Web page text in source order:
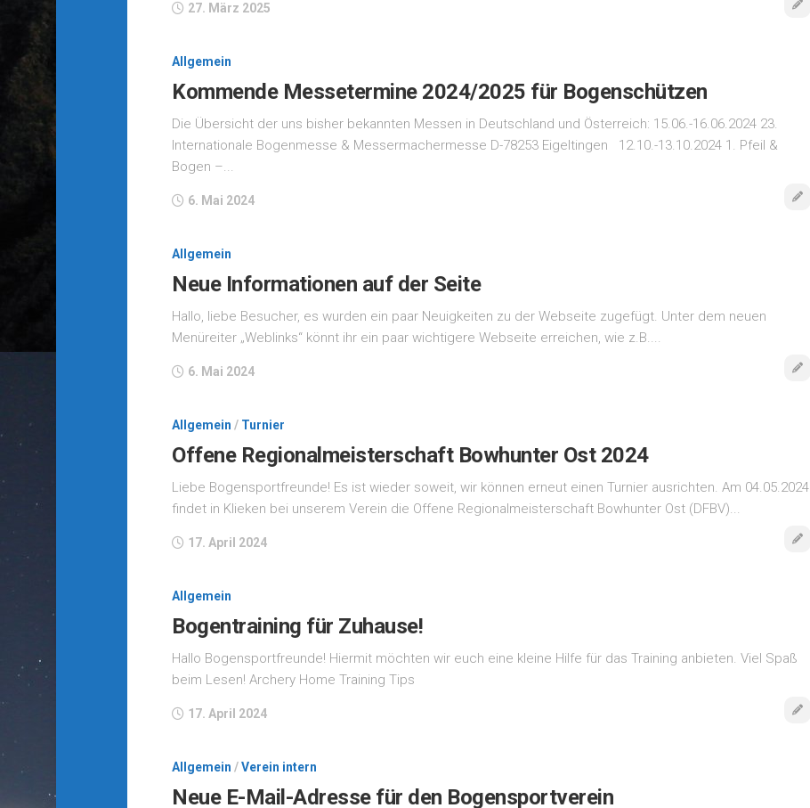
27. März 2025
Allgemein
Kommende Messetermine 2024/2025 für Bogenschützen
Die Übersicht der uns bisher bekannten Messen in Deutschland und Österreich: 15.06.-16.06.2024 23.
Internationale Bogenmesse & Messermachermesse D-78253 Eigeltingen 12.10.-13.10.2024 1. Pfeil &
Bogen –...
6. Mai 2024
Allgemein
Neue Informationen auf der Seite
Hallo, liebe Besucher, es wurden ein paar Neuigkeiten zu der Webseite zugefügt. Unter dem neuen
Menüreiter „Weblinks“ könnt ihr ein paar wichtigere Webseite erreichen, wie z.B....
6. Mai 2024
Allgemein / Turnier
Offene Regionalmeisterschaft Bowhunter Ost 2024
Liebe Bogensportfreunde! Es ist wieder soweit, wir können erneut einen Turnier ausrichten. Am 04.05.2024
findet in Klieken bei unserem Verein die Offene Regionalmeisterschaft Bowhunter Ost (DFBV)...
17. April 2024
Allgemein
Bogentraining für Zuhause!
Hallo Bogensportfreunde! Hiermit möchten wir euch eine kleine Hilfe für das Training anbieten. Viel Spaß
beim Lesen! Archery Home Training Tips
17. April 2024
Allgemein /Verein intern
Neue E-Mail-Adresse für den Bogensportverein